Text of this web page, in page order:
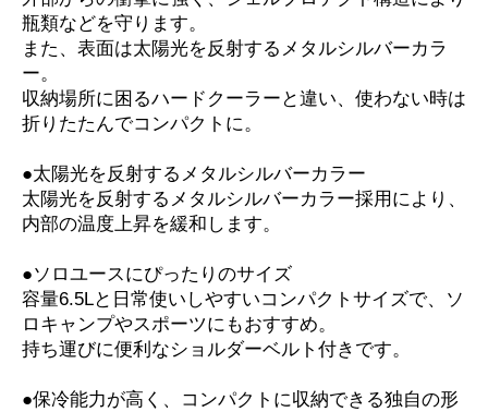
瓶類などを守ります。
また、表面は太陽光を反射するメタルシルバーカラ
ー。
収納場所に困るハードクーラーと違い、使わない時は
折りたたんでコンパクトに。
●太陽光を反射するメタルシルバーカラー
太陽光を反射するメタルシルバーカラー採用により、
内部の温度上昇を緩和します。
●ソロユースにぴったりのサイズ
容量6.5Lと日常使いしやすいコンパクトサイズで、ソ
ロキャンプやスポーツにもおすすめ。
持ち運びに便利なショルダーベルト付きです。
●保冷能力が高く、コンパクトに収納できる独自の形